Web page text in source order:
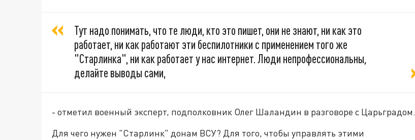
Тут надо понимать, что те люди, кто это пишет, они не знают, ни как это
работает, ни как работают эти беспилотники с применением того же
"Старлинка", ни как работает у нас интернет. Люди непрофессиональны,
делайте выводы сами,
- отметил военный эксперт, подполковник Олег Шаландин в разговоре с Царьградом.
Для чего нужен "Старлинк" донам ВСУ? Для того, чтобы управлять этими